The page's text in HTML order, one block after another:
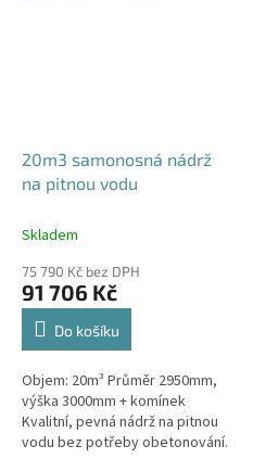
20m3 samonosná nádrž
na pitnou vodu
Skladem
75 790 Kč bez DPH
91 706 Kč
Do košíku
Objem: 20m³ Průměr 2950mm,
výška 3000mm + komínek
Kvalitní, pevná nádrž na pitnou
vodu bez potřeby obetonování.